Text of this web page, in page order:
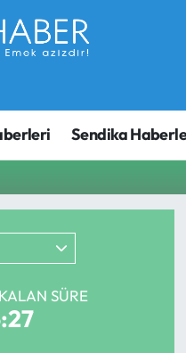
Sendika
SÜRE
Fikstür